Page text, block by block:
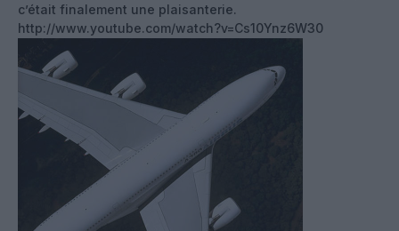
c’était finalement une plaisanterie.
http://www.youtube.com/watch?v=Cs10Ynz6W30